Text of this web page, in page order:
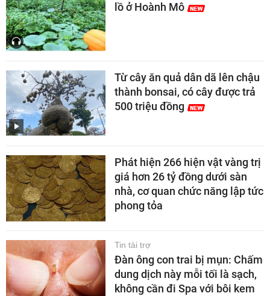
lồ ở Hoành Mô
Từ cây ăn quả dân dã lên chậu
thành bonsai, có cây được trả
500 triệu đồng
Phát hiện 266 hiện vật vàng trị
giá hơn 26 tỷ đồng dưới sàn
nhà, cơ quan chức năng lập tức
phong tỏa
Tin tài trợ
Đàn ông con trai bị mụn: Chấm
dung dịch này mỗi tối là sạch,
không cần đi Spa với bôi kem